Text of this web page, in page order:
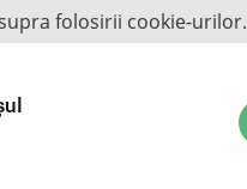
folosirii cookie-urilor.